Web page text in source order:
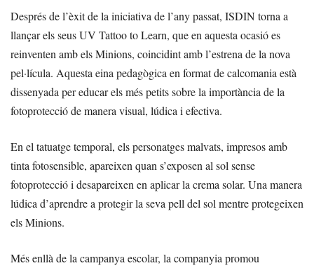
Després de l’èxit de la iniciativa de l’any passat, ISDIN torna a
llançar els seus UV Tattoo to Learn, que en aquesta ocasió es
reinventen amb els Minions, coincidint amb l’estrena de la nova
pel·lícula. Aquesta eina pedagògica en format de calcomania està
dissenyada per educar els més petits sobre la importància de la
fotoprotecció de manera visual, lúdica i efectiva.
En el tatuatge temporal, els personatges malvats, impresos amb
tinta fotosensible, apareixen quan s’exposen al sol sense
fotoprotecció i desapareixen en aplicar la crema solar. Una manera
lúdica d’aprendre a protegir la seva pell del sol mentre protegeixen
els Minions.
Més enllà de la campanya escolar, la companyia promou